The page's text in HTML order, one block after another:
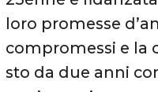
loro promesse
compromessi e la
sto da due anni